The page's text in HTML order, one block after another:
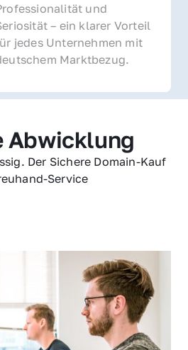
und
– ein klarer Vorteil
jedes Unternehmen mit
Marktbezug.
Abwicklung
Der Sichere Domain-Kauf
Service